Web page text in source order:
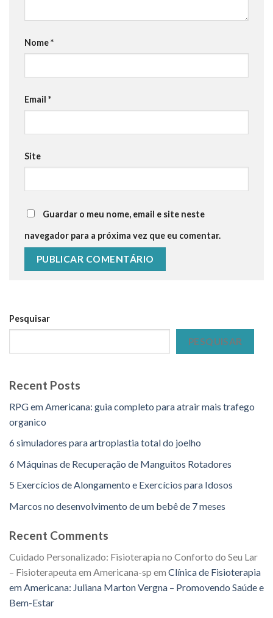
Nome*
Email *
Site
Guardar o meu nome, email e site neste
navegador para a próxima vez que eu comentar.
Pesquisar
PESQUISAR
Recent Posts
RPG em Americana: guia completo para atrair mais trafego
organico
6 simuladores para artroplastia total do joelho
6 Máquinas de Recuperação de Manguitos Rotadores
5 Exercícios de Alongamento e Exercícios para Idosos
Marcos no desenvolvimento de um bebê de 7 meses
Recent Comments
Cuidado Personalizado: Fisioterapia no Conforto do Seu Lar
– Fisioterapeuta em Americana-sp em Clínica de Fisioterapia
em Americana: Juliana Marton Vergna – Promovendo Saúde e
Bem-Estar